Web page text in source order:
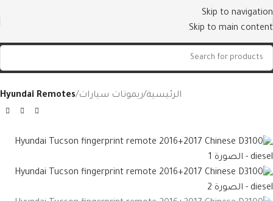
Skip to navigation
Skip to main content
الرئيسية ريموتات سيارات Hyundai Remotes